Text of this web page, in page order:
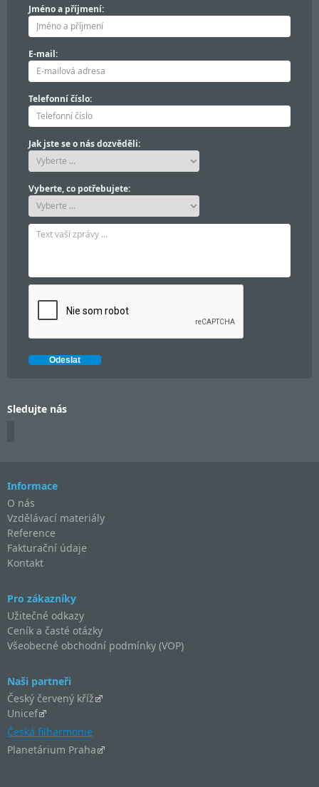
Jméno a příjmení:
E-mail:
Telefonní číslo:
Jak jste se o nás dozvěděli:
Vyberte, co potřebujete:
Sledujte nás
Informace
O nás
Vzdělávací materiály
Reference
Fakturační údaje
Kontakt
Pro zákazníky
Užitečné odkazy
Ceník a časté otázky
Všeobecné obchodní podmínky (VOP)
Naši partneři
Český červený kříž
Unicef
Česká filharmonie
Planetárium Praha